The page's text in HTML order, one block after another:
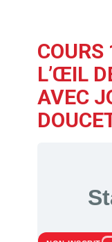
COURS
L’ŒIL
AVEC